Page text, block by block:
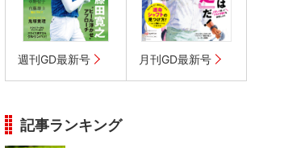
週刊GD最新号 月刊GD最新号
記事ランキング